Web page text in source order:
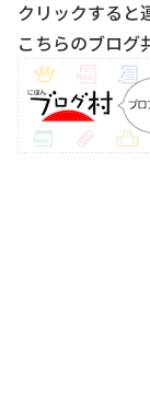
クリックすると
こちらのブロ